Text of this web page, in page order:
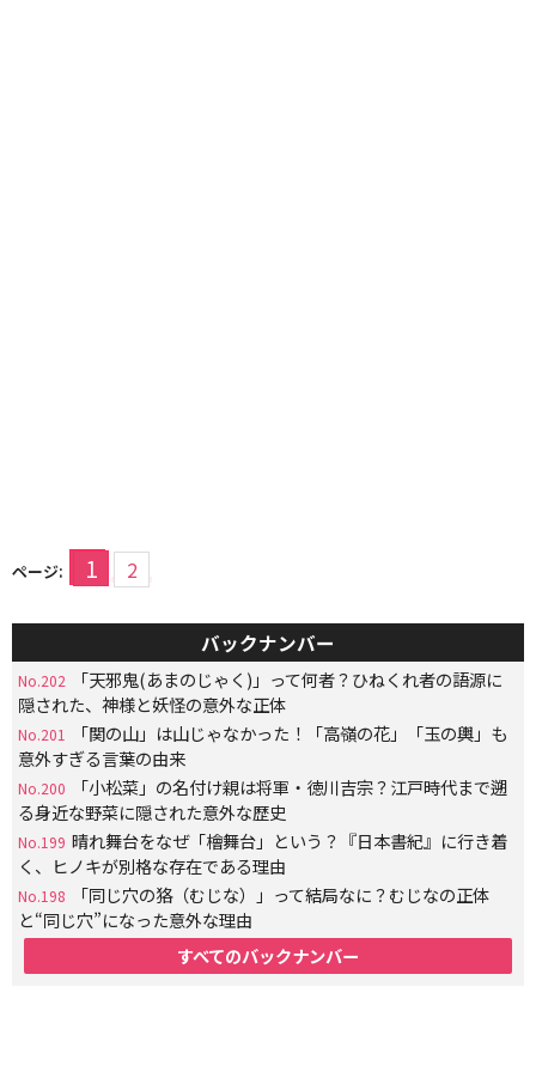
ページ: 1 2
バックナンバー
No.202
「天邪鬼(あまのじゃく)」って何者？ひねくれ者の語源に
隠された、神様と妖怪の意外な正体
No.201
「関の山」は山じゃなかった！「高嶺の花」「玉の輿」も
意外すぎる言葉の由来
No.200
「小松菜」の名付け親は将軍・徳川吉宗？江戸時代まで遡
る身近な野菜に隠された意外な歴史
No.199 晴れ舞台をなぜ「檜舞台」という？『日本書紀』に行き着
く、ヒノキが別格な存在である理由
No.198
「同じ穴の狢（むじな）」って結局なに？むじなの正体
と“同じ穴”になった意外な理由
すべてのバックナンバー